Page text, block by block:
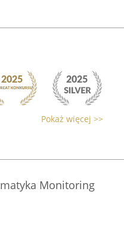
Pokaż więcej >>
Monitoring